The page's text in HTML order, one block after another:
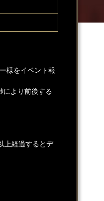
様をイベント報
により前後する
上経過するとデ